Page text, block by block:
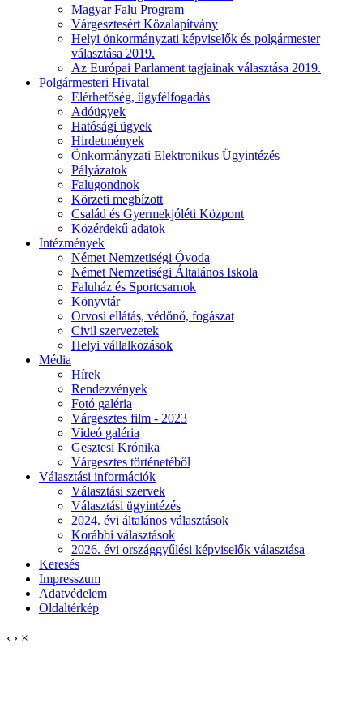
Magyar Falu Program
Várgesztesért Közalapítvány
Helyi önkormányzati képviselők és polgármester
választása 2019.
Az Európai Parlament tagjainak választása 2019.
Polgármesteri Hivatal
Elérhetőség, ügyfélfogadás
Adóügyek
Hatósági ügyek
Hirdetmények
Önkormányzati Elektronikus Ügyintézés
Pályázatok
Falugondnok
Körzeti megbízott
Család és Gyermekjóléti Központ
Közérdekű adatok
Intézmények
Német Nemzetiségi Óvoda
Német Nemzetiségi Általános Iskola
Faluház és Sportcsarnok
Könyvtár
Orvosi ellátás, védőnő, fogászat
Civil szervezetek
Helyi vállalkozások
Média
Hírek
Rendezvények
Fotó galéria
Várgesztes film - 2023
Videó galéria
Gesztesi Krónika
Várgesztes történetéből
Választási információk
Választási szervek
Választási ügyintézés
2024. évi általános választások
Korábbi választások
2026. évi országgyűlési képviselők választása
Keresés
Impresszum
Adatvédelem
Oldaltérkép
‹ › ×